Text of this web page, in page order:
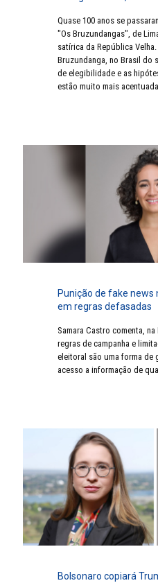
Quase 100 anos se
"Os Bruzundangas", de
satírica da República
Bruzundanga, no Brasil do
de elegibilidade e as
estão muito mais
Punição de fake news
em regras defasadas
Samara Castro comenta,
regras de campanha e
eleitoral são uma forma de
acesso a informação de
Bolsonaro copiará